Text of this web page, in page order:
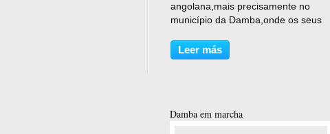
angolana,mais precisamente no
município da Damba,onde os seus
encontrar refúgio no Congo. Como
os comediantes Monzali,Mbuta Bilali
Leer más
Damba em marcha